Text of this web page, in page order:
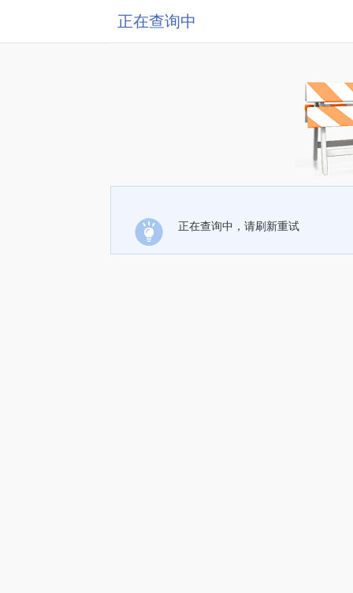
正在查询中
正在查询中，请刷新重试